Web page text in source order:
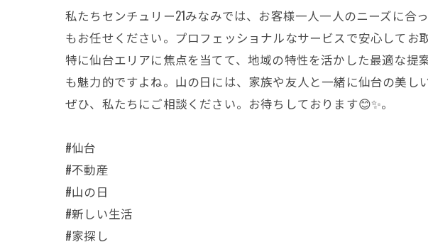
私たちセンチュリー21みなみでは、お客様一人一人のニーズに
もお任せください。プロフェッショナルなサービスで安心してお
特に仙台エリアに焦点を当てて、地域の特性を活かした最適な
も魅力的ですよね。山の日には、家族や友人と一緒に仙台の美し
ぜひ、私たちにご相談ください。お待ちしております😊✨。
#仙台
#不動産
#山の日
#新しい生活
#家探し